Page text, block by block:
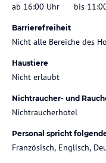
ab 16:00 Uhr bis
Barrierefreiheit
Nicht alle Bereiche des
Haustiere
Nicht erlaubt
Nichtraucher- und
Nichtraucherhotel
Personal spricht
Französisch, Englisch,